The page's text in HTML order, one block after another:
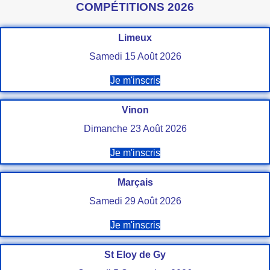
COMPÉTITIONS 2026
Limeux
Samedi 15 Août 2026
Je m'inscris
Vinon
Dimanche 23 Août 2026
Je m'inscris
Marçais
Samedi 29 Août 2026
Je m'inscris
St Eloy de Gy